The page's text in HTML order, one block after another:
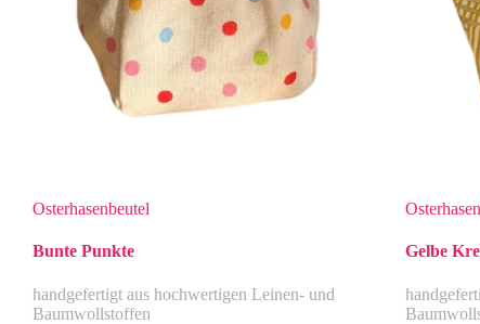
Osterhasenbeutel
Bunte Punkte
handgefertigt aus hochwertigen Leinen- und
Baumwollstoffen
Gelbe